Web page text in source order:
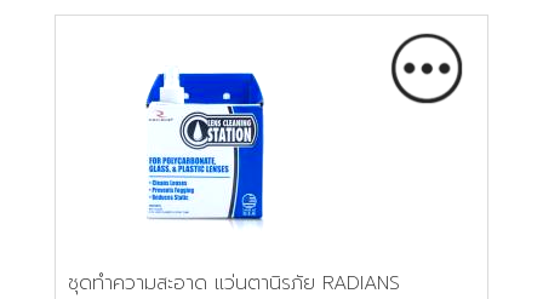
ชุดทำความสะอาด แว่นตานิรภัย RADIANS